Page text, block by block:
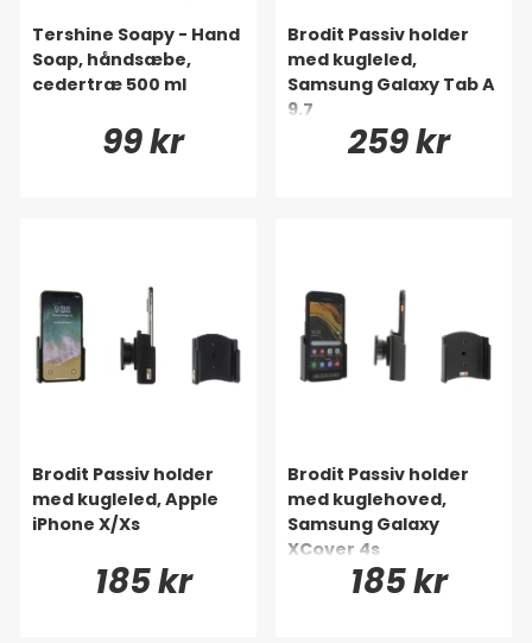
Tershine Soapy - Hand
Soap, håndsæbe,
cedertræ 500 ml
99 kr
Brodit Passiv holder
med kugleled,
Samsung Galaxy Tab A
9.7
259 kr
Brodit Passiv holder
med kugleled, Apple
iPhone X/Xs
185 kr
Brodit Passiv holder
med kuglehoved,
Samsung Galaxy
XCover 4s
185 kr